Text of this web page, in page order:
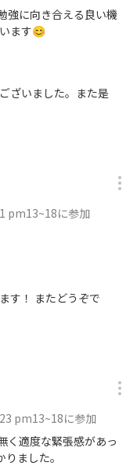
強に向き合える良い機
ます😊
ざいました。また是
pm13~18に参加
す！ またどうぞで
pm13~18に参加
く適度な緊張感があっ
ました。